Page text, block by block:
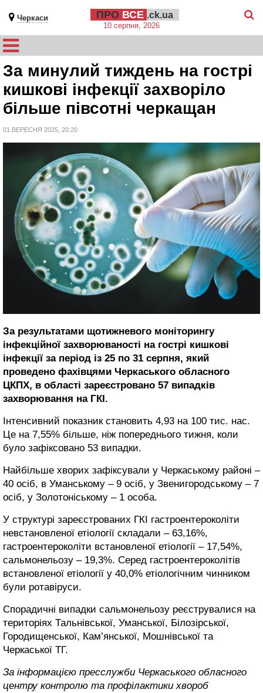
Черкаси ПРО ВСЕ .ck.ua
10 серпня, 2026
За минулий тиждень на гострі
кишкові інфекції захворіло
більше півсотні черкащан
01 ВЕРЕСНЯ 2025, 20:20
За результатами щотижневого моніторингу
інфекційної захворюваності на гострі кишкові
інфекції за період із 25 по 31 серпня, який
проведено фахівцями Черкаського обласного
ЦКПХ, в області зареєстровано 57 випадків
захворювання на ГКІ.
Інтенсивний показник становить 4,93 на 100 тис. нас.
Це на 7,55% більше, ніж попереднього тижня, коли
було зафіксовано 53 випадки.
Найбільше хворих зафіксували у Черкаському районі –
40 осіб, в Уманському – 9 осіб, у Звенигородському – 7
осіб, у Золотоніському – 1 особа.
У структурі зареєстрованих ГКІ гастроентероколіти
невстановленої етіології складали – 63,16%,
гастроентероколіти встановленої етіології – 17,54%,
сальмонельозу – 19,3%. Серед гастроентероколітів
встановленої етіології у 40,0% етіологічним чинником
були ротавіруси.
Спорадичні випадки сальмонельозу реєструвалися на
територіях Тальнівської, Уманської, Білозірської,
Городищенської, Кам’янської, Мошнівської та
Черкаської ТГ.
За інформацією пресслужби Черкаського обласного
центру контролю та профілактики хвороб